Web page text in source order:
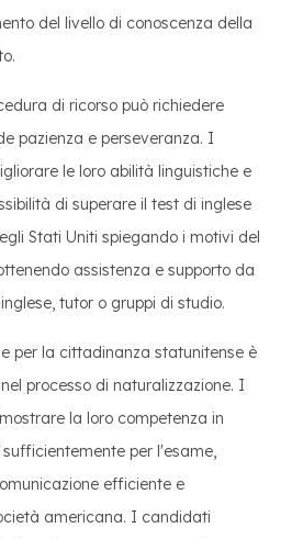
del livello di conoscenza della
di ricorso può richiedere
pazienza e perseveranza. I
le loro abilità linguistiche e
di superare il test di inglese
Stati Uniti spiegando i motivi del
assistenza e supporto da
tutor o gruppi di studio.
per la cittadinanza statunitense è
processo di naturalizzazione. I
la loro competenza in
per l'esame,
efficiente e
americana. I candidati